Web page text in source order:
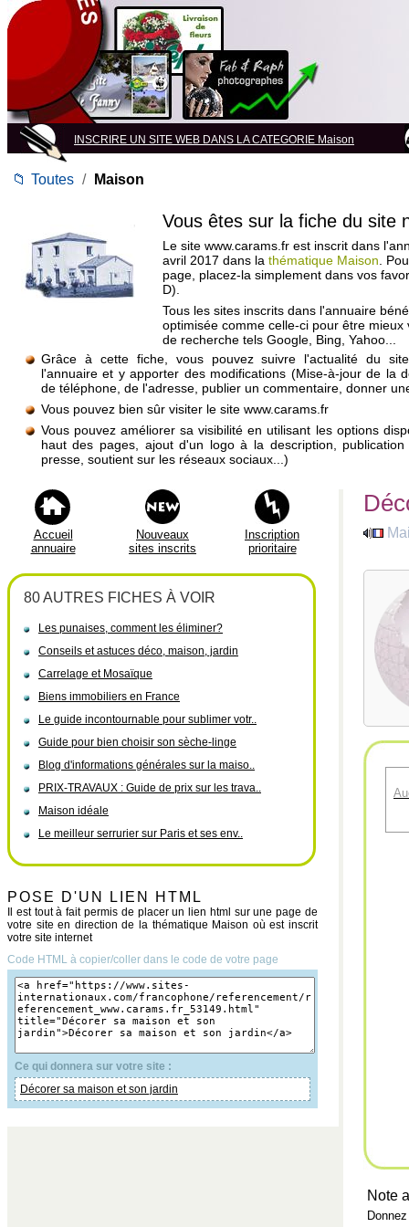
INSCRIRE UN SITE WEB DANS LA CATEGORIE Maison
📁 Toutes / Maison
Vous êtes sur la fiche du site
Le site www.carams.fr est inscrit dans
avril 2017 dans la thématique Maison .
page, placez-la simplement dans vos
D).
Tous les sites inscrits dans l'annuaire
optimisée comme celle-ci pour être mieux
de recherche tels Google, Bing, Yahoo...
Grâce à cette fiche, vous pouvez suivre l'actualité du
l'annuaire et y apporter des modifications (Mise-à-jour de la
de téléphone, de l'adresse, publier un commentaire, donner
Vous pouvez bien sûr visiter le site www.carams.fr
Vous pouvez améliorer sa visibilité en utilisant les options
haut des pages, ajout d'un logo à la description,
presse, soutient sur les réseaux sociaux...)
Accueil
annuaire
Nouveaux
sites inscrits
Inscription
prioritaire
80 AUTRES FICHES À VOIR
Les punaises, comment les éliminer?
Conseils et astuces déco, maison, jardin
Carrelage et Mosaïque
Biens immobiliers en France
Le guide incontournable pour sublimer votr..
Guide pour bien choisir son sèche-linge
Blog d'informations générales sur la maiso..
PRIX-TRAVAUX : Guide de prix sur les trava..
Maison idéale
Le meilleur serrurier sur Paris et ses env..
POSE D'UN LIEN HTML
Il est tout à fait permis de placer un lien html sur une page de
votre site en direction de la thématique Maison où est inscrit
votre site internet
Code HTML à copier/coller dans le code de votre page
Ce qui donnera sur votre site :
Décorer sa maison et son jardin
Note